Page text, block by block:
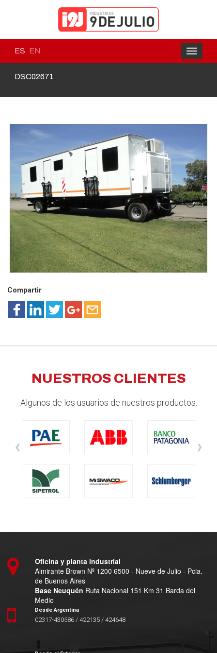
ES EN
Toggle
DSC02671
Compartir
NUESTROS CLIENTES
Algunos de los usuarios de nuestros productos.
‹ ›
Oficina y planta industrial
Almirante Brown Nº 1200 6500 - Nueve de Julio - Pcia.
de Buenos Aires
Base Neuquén Ruta Nacional 151 Km 31 Barda del
Medio
Desde Argentina
02317-430586 / 422135 / 424648